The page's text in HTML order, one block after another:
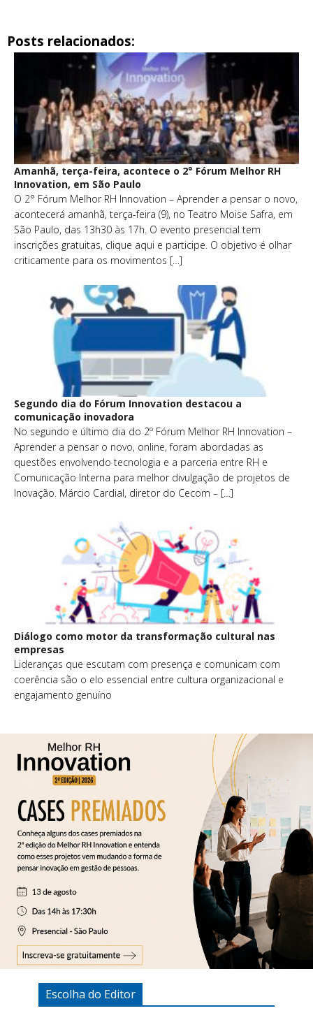
Posts relacionados:
Amanhã, terça-feira, acontece o 2° Fórum Melhor RH
Innovation, em São Paulo
O 2° Fórum Melhor RH Innovation – Aprender a pensar o novo,
acontecerá amanhã, terça-feira (9), no Teatro Moise Safra, em
São Paulo, das 13h30 às 17h. O evento presencial tem
inscrições gratuitas, clique aqui e participe. O objetivo é olhar
criticamente para os movimentos […]
Segundo dia do Fórum Innovation destacou a
comunicação inovadora
No segundo e último dia do 2º Fórum Melhor RH Innovation –
Aprender a pensar o novo, online, foram abordadas as
questões envolvendo tecnologia e a parceria entre RH e
Comunicação Interna para melhor divulgação de projetos de
Inovação. Márcio Cardial, diretor do Cecom – […]
Diálogo como motor da transformação cultural nas
empresas
Lideranças que escutam com presença e comunicam com
coerência são o elo essencial entre cultura organizacional e
engajamento genuíno
Escolha do Editor